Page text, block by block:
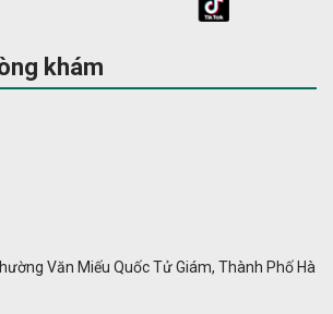
khám
Văn Miếu Quốc Tử Giám, Thành Phố Hà